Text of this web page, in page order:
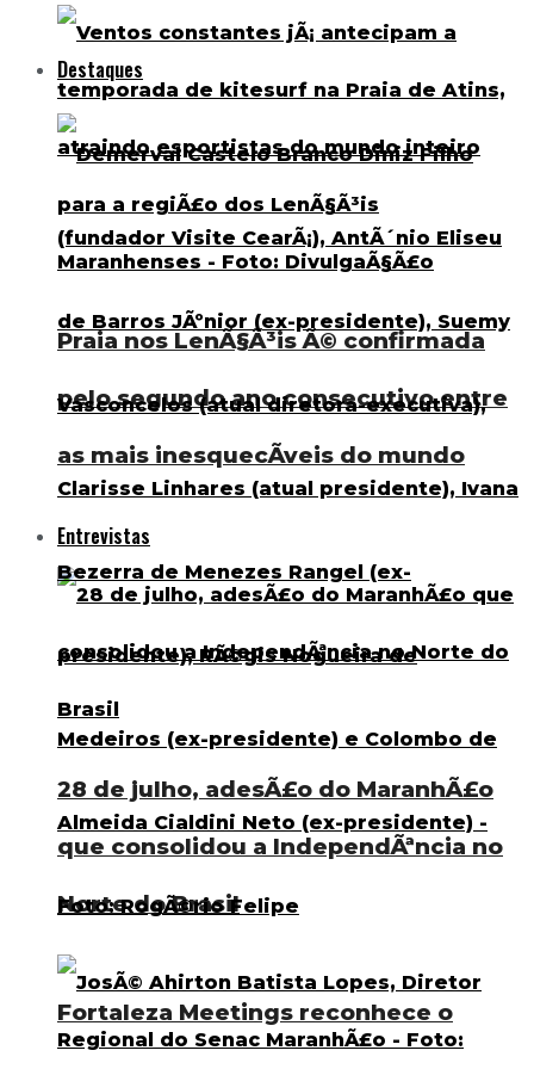
Praia nos LenÃ§Ã³is Ã© confirmada
pelo segundo ano consecutivo entre
as mais inesquecÃ­veis do mundo
Entrevistas
28 de julho, adesÃ£o do MaranhÃ£o
que consolidou a IndependÃªncia no
Norte do Brasil
Destaques
Fortaleza Meetings reconhece o